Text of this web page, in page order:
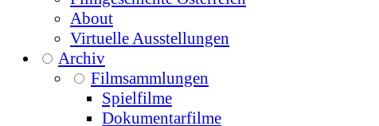
About
Virtuelle Ausstellungen
Archiv
Filmsammlungen
Spielfilme
Dokumentarfilme